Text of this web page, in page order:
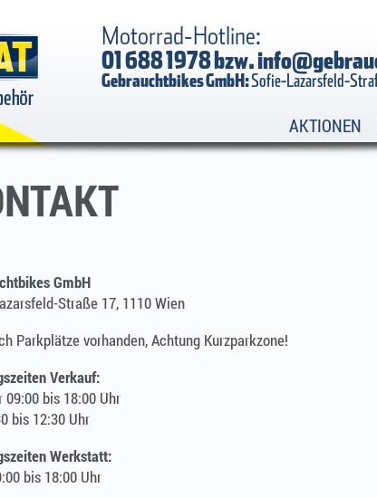
Motorrad-Hotline:
01 688 1978 bzw.
Gebrauchtbikes GmbH:Sofie-Lazarsfeld-
AKTIONEN
GmbH
Straße 17, 1110 Wien
Parkplätze vorhanden, Achtung Kurzparkzone!
Verkauf:
09:00 bis 18:00 Uhr
bis 12:30 Uhr
Werkstatt:
bis 18:00 Uhr